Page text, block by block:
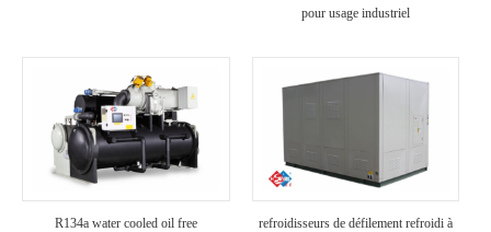
pour usage industriel
R134a water cooled oil free
refroidisseurs de défilement refroidi à